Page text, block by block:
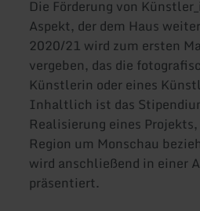
Die Förderung von
Aspekt, der dem Haus
2020/21 wird zum ersten
vergeben, das die
Künstlerin oder eines
Inhaltlich ist das
Realisierung eines
Region um Monschau
wird anschließend in einer
präsentiert.